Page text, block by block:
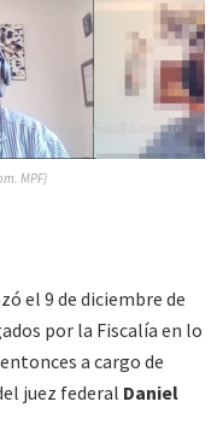
MPF)
el 9 de diciembre de
por la Fiscalía en lo
a cargo de
juez federal Daniel